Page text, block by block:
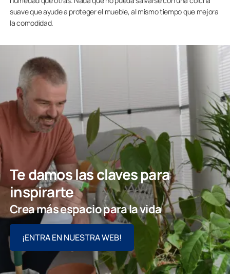
suave que ayude a proteger el mueble, al mismo tiempo que mejora
la comodidad.
Te damos las claves para
inspirarte
Crea más espacio para la vida
¡ENTRA EN NUESTRA WEB!